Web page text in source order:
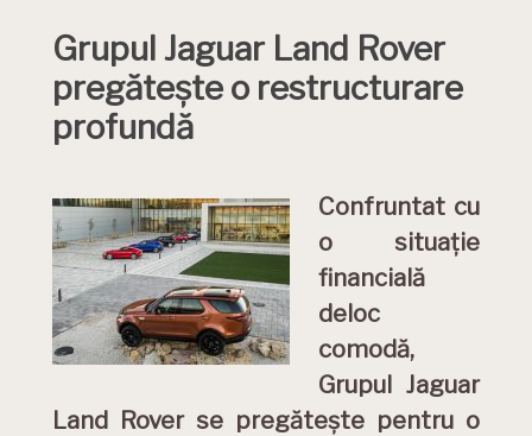
Grupul Jaguar Land Rover
pregătește o restructurare
profundă
Confruntat cu
o situație
financială
deloc
comodă,
Grupul Jaguar
Land Rover se pregătește pentru o